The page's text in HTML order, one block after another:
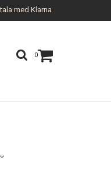
med Klarna
0